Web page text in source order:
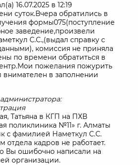
16.07.2025 в 12:19
суток.Вчера обратились в
формы075(поступление
заведение,произвели
С.С.,(выдал справку с
комиссия не приняла
по времени обратиться в
пожелания пожурить
внимателен в заполнении
Татьяна в КГП на ПХВ
поликлиника №11» г. Алматы
с фамилией Наметкул С.С.
отдела кадров не работает.
Вы ошибочно написали на
организации.